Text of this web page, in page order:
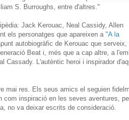
S. Burroughs, entre d'altres."
Jack Kerouac, Neal Cassidy, Allen
els personatges que apareixen a "A la
autobiogràfic de Kerouac que serveix,
Beat i, més que a cap altre, a
Cassady. L'autèntic heroi i inspirador
mai res. Els seus amics el seguien
com inspiració en les seves aventures,
no va deixar escrits de consideració.